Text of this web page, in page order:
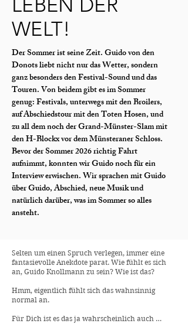
Selten um einen Spruch verlegen, immer eine
fantasievolle Anekdote parat. Wie fühlt es sich
an, Guido Knollmann zu sein? Wie ist das?
Hmm, eigentlich fühlt sich das wahnsinnig
normal an.
Für Dich ist es das ja wahrscheinlich auch …
LEBEN DER
WELT!
Der Sommer ist seine Zeit. Guido von den
Donots liebt nicht nur das Wetter, sondern
ganz besonders den Festival-Sound und das
Touren. Von beidem gibt es im Sommer
genug: Festivals, unterwegs mit den Broilers,
auf Abschiedstour mit den Toten Hosen, und
zu all dem noch der Grand-Münster-Slam mit
den H-Blockx vor dem Münsteraner Schloss.
Bevor der Sommer 2026 richtig Fahrt
aufnimmt, konnten wir Guido noch für ein
Interview erwischen. Wir sprachen mit Guido
über Guido, Abschied, neue Musik und
natürlich darüber, was im Sommer so alles
ansteht.